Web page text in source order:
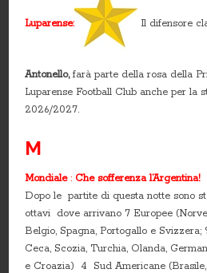
Luparense: Il difensore
Antonello,farà parte della rosa della
Luparense Football Club anche per la
2026/2027.
M
Mondiale : Che sofferenza l’Argentina!
Dopo le partite di questa notte sono
ottavi dove arrivano 7 Europee
Belgio, Spagna, Portogallo e Svizzera;
Ceca, Scozia, Turchia, Olanda,
e Croazia) 4 Sud Americane (Brasile,